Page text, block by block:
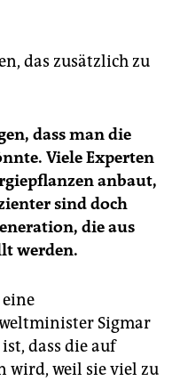
das zusätzlich zu
dass man die
Viele Experten
anbaut,
sind doch
die aus
werden.
Sigmar
dass die auf
wird, weil sie viel zu